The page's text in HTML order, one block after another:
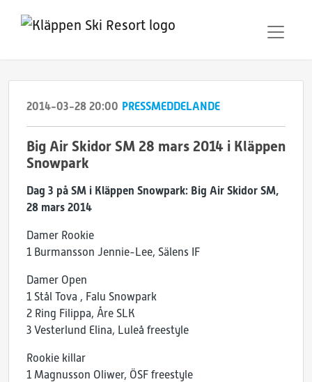
2014-03-28 20:00 PRESSMEDDELANDE
Big Air Skidor SM 28 mars 2014 i Kläppen
Snowpark
Dag 3 på SM i Kläppen Snowpark: Big Air Skidor SM,
28 mars 2014
Damer Rookie
1 Burmansson Jennie-­Lee, Sälens IF
Damer Open
1 Stål Tova , Falu Snowpark
2 Ring Filippa, Åre SLK
3 Vesterlund Elina, Luleå freestyle
Rookie killar
1 Magnusson Oliwer, ÖSF freestyle